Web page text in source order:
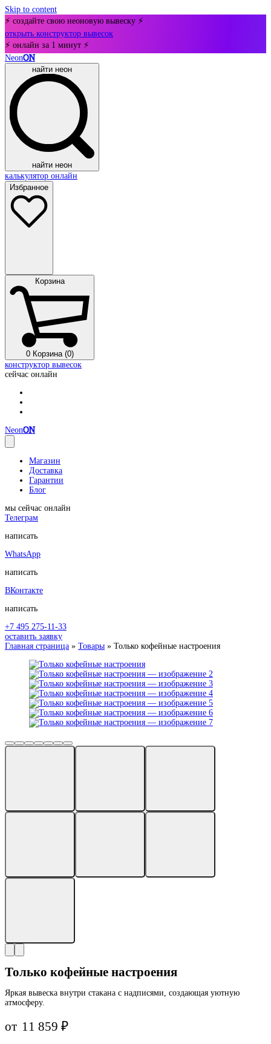
Skip to content
⚡ создайте свою неоновую вывеску ⚡
открыть конструктор вывесок
⚡ онлайн за 1 минут ⚡
NeonON
найти неон
найти неон
калькулятор онлайн
Избранное
Корзина
0 Корзина (0)
конструктор вывесок
сейчас онлайн
NeonON
Магазин
Доставка
Гарантии
Блог
мы сейчас онлайн
Телеграм
написать
WhatsApp
написать
ВКонтакте
написать
+7 495 275-11-33
оставить заявку
Главная страница » Товары » Только кофейные настроения
Только кофейные настроения
Яркая вывеска внутри стакана с надписями, создающая уютную
атмосферу.
от 11 859₽